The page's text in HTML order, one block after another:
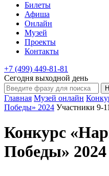
Билеты
Афиша
Онлайн
Музей
Проекты
Контакты
+7 (499) 449-81-81
Сегодня выходной день
Главная Музей онлайн
Победы» 2024 Участники 9-
Конкурс
Победы» 2024